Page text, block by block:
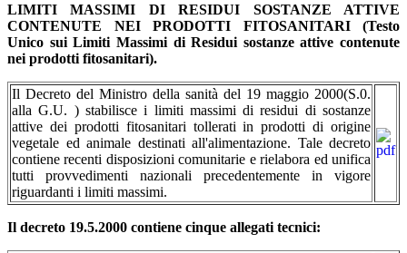
LIMITI MASSIMI DI RESIDUI SOSTANZE ATTIVE
CONTENUTE NEI PRODOTTI FITOSANITARI (Testo
Unico sui Limiti Massimi di Residui sostanze attive contenute
nei prodotti fitosanitari).
Il Decreto del Ministro della sanità del 19 maggio 2000(S.0.
alla G.U. ) stabilisce i limiti massimi di residui di sostanze
attive dei prodotti fitosanitari tollerati in prodotti di origine
vegetale ed animale destinati all'alimentazione. Tale decreto
contiene recenti disposizioni comunitarie e rielabora ed unifica
tutti provvedimenti nazionali precedentemente in vigore
riguardanti i limiti massimi.
Il decreto 19.5.2000 contiene cinque allegati tecnici: